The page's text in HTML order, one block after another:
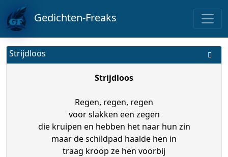
Gedichten-Freaks
Strijdloos
Strijdloos
Regen, regen, regen
voor slakken een zegen
die kruipen en hebben het naar hun zin
maar de schildpad haalde hen in
traag kroop ze hen voorbij